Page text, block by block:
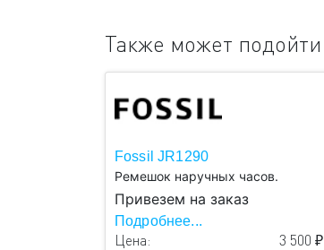
Также может подойти
Fossil JR1290
Ремешок наручных часов.
Привезем на заказ
Подробнее...
Цена: 3 500 ₽